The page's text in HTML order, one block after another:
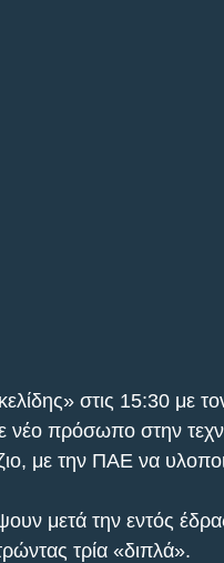
στις 15:30 με
νέο πρόσωπο στην
με την ΠΑΕ να
μετά την εντός
τρία «διπλά».